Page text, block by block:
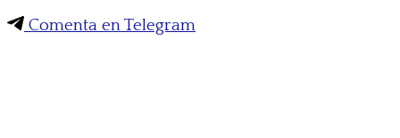
Comenta en Telegram